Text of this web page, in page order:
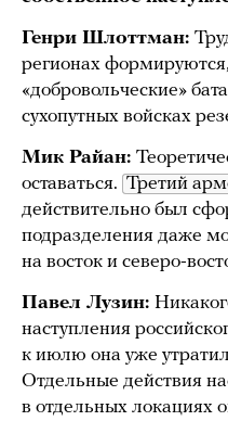
Генри Шлоттман:
регионах
«добровольческие»
сухопутных войсках
Мик Райан:
оставаться. Третий
действительно был
подразделения даже
на восток и северо-
Павел Лузин:
наступления
к июлю она уже
Отдельные действия
в отдельных локациях